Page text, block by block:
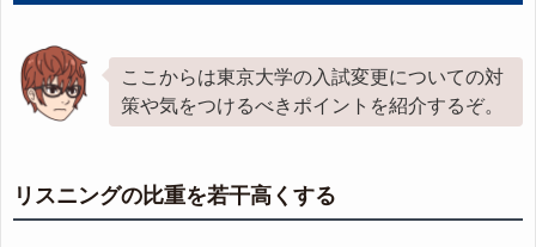
ここからは東京大学の入試変更についての対
策や気をつけるべきポイントを紹介するぞ。
リスニングの比重を若干高くする